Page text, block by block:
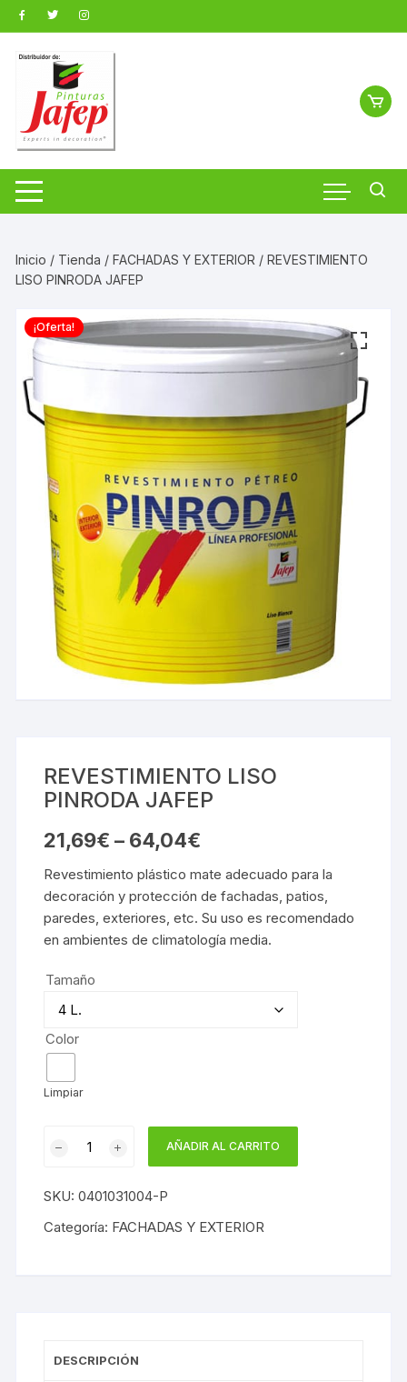
Saltar
al
contenido
Inicio / Tienda /FACHADAS Y EXTERIOR / REVESTIMIENTO
LISO PINRODA JAFEP
¡Oferta!
REVESTIMIENTO LISO
PINRODA JAFEP
21,69€ – 64,04€
Revestimiento plástico mate adecuado para la
decoración y protección de fachadas, patios,
paredes, exteriores, etc. Su uso es recomendado
en ambientes de climatología media.
Tamaño
Color
Limpiar
JAFEP
cantidad
AÑADIR AL CARRITO
SKU:0401031004-P
Categoría: FACHADAS Y EXTERIOR
DESCRIPCIÓN